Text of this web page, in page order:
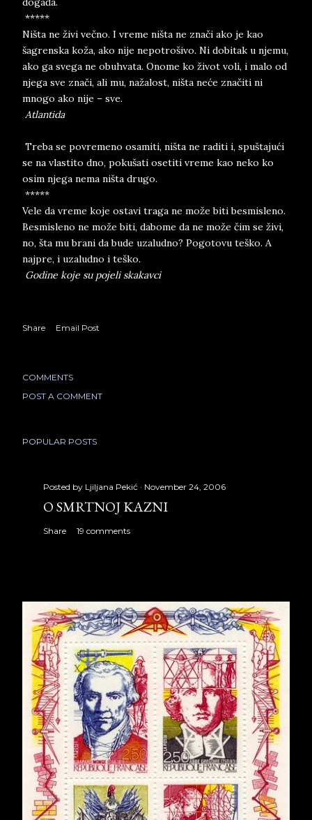
*****
Ništa ne živi večno. I vreme ništa ne znači ako je kao
šagrenska koža, ako nije nepotrošivo. Ni dobitak u njemu,
ako ga svega ne obuhvata. Onome ko život voli, i malo od
njega sve znači, ali mu, nažalost, ništa neće značiti ni
mnogo ako nije – sve.
Atlantida
Treba se povremeno osamiti, ništa ne raditi i, spuštajući
se na vlastito dno, pokušati osetiti vreme kao neko ko
osim njega nema ništa drugo.
*****
Vele da vreme koje ostavi traga ne može biti besmisleno.
Besmisleno ne može biti, dabome da ne može čim se živi,
no, šta mu brani da bude uzaludno? Pogotovu teško. A
najpre, i uzaludno i teško.
Godine koje su pojeli skakavci
Share Email Post
COMMENTS
POST A COMMENT
POPULAR POSTS
Posted by Ljiljana Pekić November 24, 2006
O SMRTNOJ KAZNI
Share 19 comments